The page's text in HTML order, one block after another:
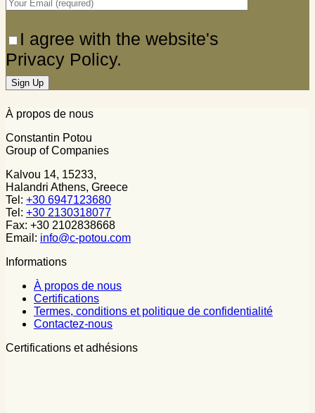
I agree with the website's
Privacy Policy.
À propos de nous
Constantin Potou
Group of Companies
Kalvou 14, 15233,
Halandri Athens, Greece
Tel: +30 6947123680
Tel: +30 2130318077
Fax: +30 2102838668
Email: info@c-potou.com
Informations
À propos de nous
Certifications
Termes, conditions et politique de confidentialité
Contactez-nous
Certifications et adhésions